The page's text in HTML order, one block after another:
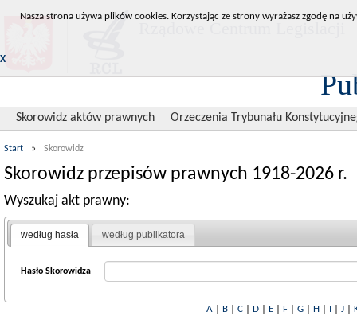
Skorowidz aktów prawnych Orzeczenia Trybunału
Start » Skorowidz
Skorowidz przepisów prawnych 1918-2026 r.
Wyszukaj akt prawny:
według hasła według publikatora
Hasło Skorowidza
A| B| C| D| E| F| G| H| I| J|
Nasza strona używa plików cookies. Korzystając ze strony wyrażasz zgodę na
X